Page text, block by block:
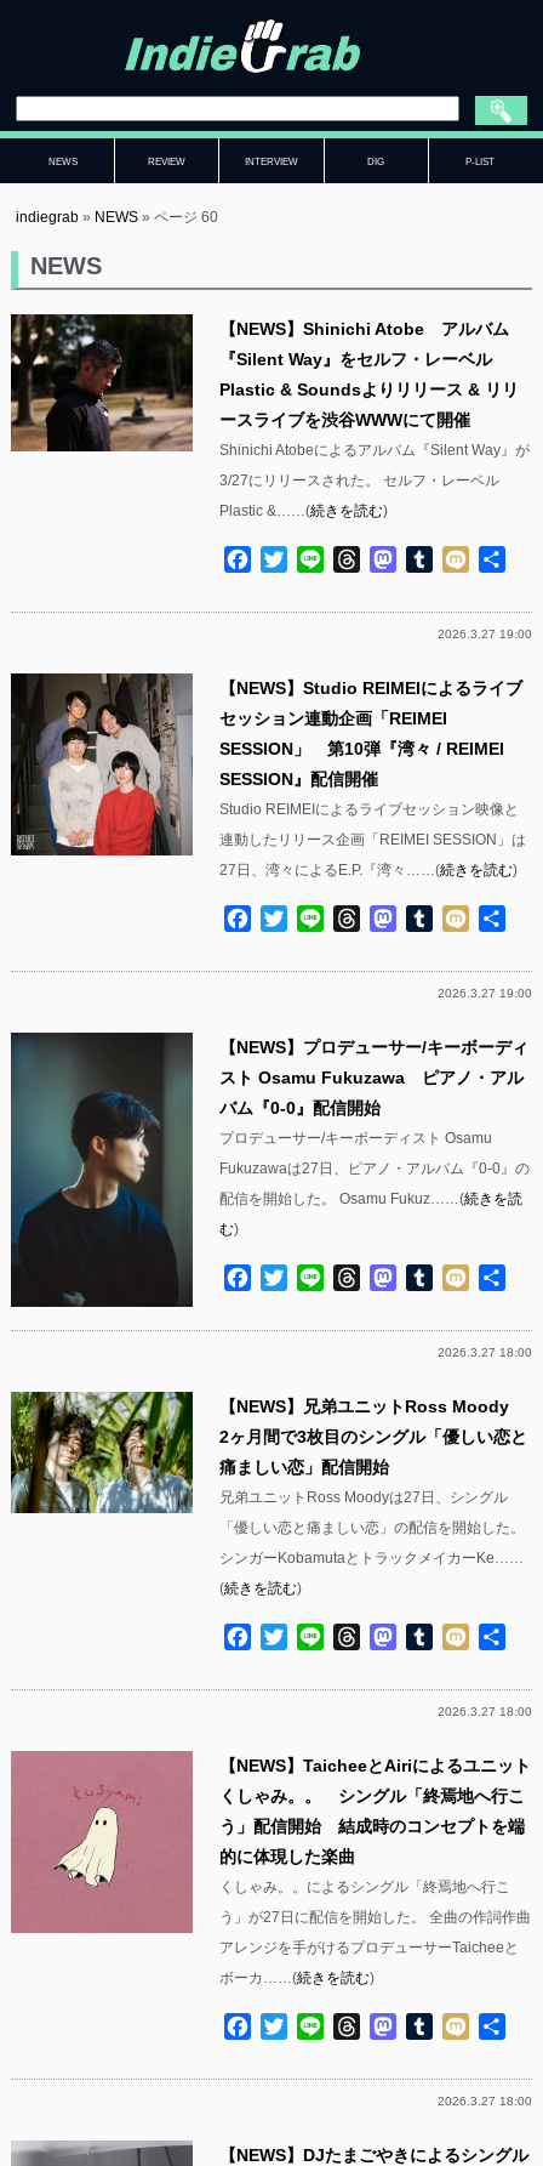
NEWS REVIEW INTERVIEW DIG P-LIST
indiegrab » NEWS »ページ 60
NEWS
【NEWS】Shinichi Atobe アルバム
『Silent Way』をセルフ・レーベル
Plastic & Soundsよりリリース & リリ
ースライブを渋谷WWWにて開催
Shinichi Atobeによるアルバム『Silent Way』が
3/27にリリースされた。 セルフ・レーベル
Plastic &……(続きを読む)
Facebook
TwitterLine ThreadsMastodon
Tumblr
Mixi
2026.3.27 19:00
【NEWS】Studio REIMEIによるライブ
セッション連動企画「REIMEI
SESSION」 第10弾『湾々 / REIMEI
SESSION』配信開催
Studio REIMEIによるライブセッション映像と
連動したリリース企画「REIMEI SESSION」は
27日、湾々によるE.P.『湾々……(続きを読む)
Facebook
TwitterLine ThreadsMastodon
Tumblr
Mixi
2026.3.27 19:00
【NEWS】プロデューサー/キーボーディ
スト Osamu Fukuzawa ピアノ・アル
バム『0-0』配信開始
プロデューサー/キーボーディスト Osamu
Fukuzawaは27日、ピアノ・アルバム『0-0』の
配信を開始した。 Osamu Fukuz……(続きを読
む)
Facebook
TwitterLine ThreadsMastodon
Tumblr
Mixi
2026.3.27 18:00
【NEWS】兄弟ユニットRoss Moody
2ヶ月間で3枚目のシングル「優しい恋と
痛ましい恋」配信開始
兄弟ユニットRoss Moodyは27日、シングル
「優しい恋と痛ましい恋」の配信を開始した。
シンガーKobamutaとトラックメイカーKe……
(続きを読む)
Facebook
TwitterLine ThreadsMastodon
Tumblr
Mixi
2026.3.27 18:00
【NEWS】TaicheeとAiriによるユニット
くしゃみ。。 シングル「終焉地へ行こ
う」配信開始 結成時のコンセプトを端
的に体現した楽曲
くしゃみ。。によるシングル「終焉地へ行こ
う」が27日に配信を開始した。 全曲の作詞作曲
アレンジを手がけるプロデューサーTaicheeと
ボーカ……(続きを読む)
Facebook
TwitterLine ThreadsMastodon
Tumblr
Mixi
2026.3.27 18:00
【NEWS】DJたまごやきによるシングル